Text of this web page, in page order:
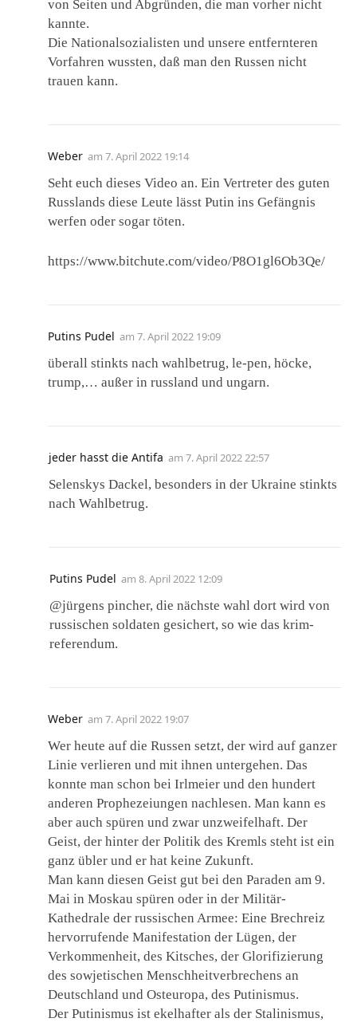
von Seiten und Abgründen, die man vorher nicht
kannte.
Die Nationalsozialisten und unsere entfernteren
Vorfahren wussten, daß man den Russen nicht
trauen kann.
Weber am 7. April 2022 19:14
Seht euch dieses Video an. Ein Vertreter des guten
Russlands diese Leute lässt Putin ins Gefängnis
werfen oder sogar töten.
https://www.bitchute.com/video/P8O1gl6Ob3Qe/
Putins Pudel am 7. April 2022 19:09
überall stinkts nach wahlbetrug, le-pen, höcke,
trump,… außer in russland und ungarn.
jeder hasst die Antifa am 7. April 2022 22:57
Selenskys Dackel, besonders in der Ukraine stinkts
nach Wahlbetrug.
Putins Pudel am 8. April 2022 12:09
@jürgens pincher, die nächste wahl dort wird von
russischen soldaten gesichert, so wie das krim-
referendum.
Weber am 7. April 2022 19:07
Wer heute auf die Russen setzt, der wird auf ganzer
Linie verlieren und mit ihnen untergehen. Das
konnte man schon bei Irlmeier und den hundert
anderen Prophezeiungen nachlesen. Man kann es
aber auch spüren und zwar unzweifelhaft. Der
Geist, der hinter der Politik des Kremls steht ist ein
ganz übler und er hat keine Zukunft.
Man kann diesen Geist gut bei den Paraden am 9.
Mai in Moskau spüren oder in der Militär-
Kathedrale der russischen Armee: Eine Brechreiz
hervorrufende Manifestation der Lügen, der
Verkommenheit, des Kitsches, der Glorifizierung
des sowjetischen Menschheitverbrechens an
Deutschland und Osteuropa, des Putinismus.
Der Putinismus ist ekelhafter als der Stalinismus,